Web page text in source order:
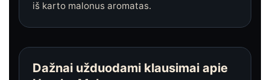
iš karto malonus aromatas.
Dažnai užduodami klausimai apie